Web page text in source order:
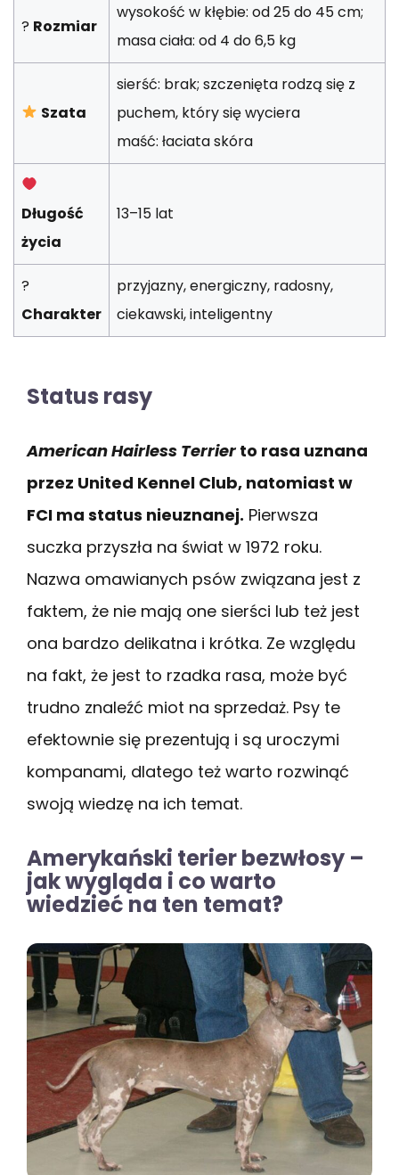
? Rozmiar
wysokość w kłębie: od 25 do 45 cm;
masa ciała: od 4 do 6,5 kg
Szata
sierść: brak; szczenięta rodzą się z
puchem, który się wyciera
maść: łaciata skóra
Długość
życia
13–15 lat
?
Charakter
przyjazny, energiczny, radosny,
ciekawski, inteligentny
Status rasy
American Hairless Terrierto rasa uznana
przez United Kennel Club, natomiast w
FCI ma status nieuznanej. Pierwsza
suczka przyszła na świat w 1972 roku.
Nazwa omawianych psów związana jest z
faktem, że nie mają one sierści lub też jest
ona bardzo delikatna i krótka. Ze względu
na fakt, że jest to rzadka rasa, może być
trudno znaleźć miot na sprzedaż. Psy te
efektownie się prezentują i są uroczymi
kompanami, dlatego też warto rozwinąć
swoją wiedzę na ich temat.
Amerykański terier bezwłosy –
jak wygląda i co warto
wiedzieć na ten temat?